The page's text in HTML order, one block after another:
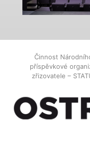
Činnost
příspěvkové
zřizovatele –